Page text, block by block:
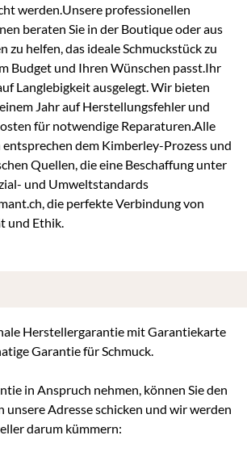
werden.Unsere professionellen
beraten Sie in der Boutique oder aus
zu helfen, das ideale Schmuckstück zu
Budget und Ihren Wünschen passt.Ihr
Langlebigkeit ausgelegt. Wir bieten
Jahr auf Herstellungsfehler und
für notwendige Reparaturen.Alle
dem Kimberley-Prozess und
Quellen, die eine Beschaffung unter
und Umweltstandards
die perfekte Verbindung von
und Ethik.
Herstellergarantie mit Garantiekarte
Garantie für Schmuck.
in Anspruch nehmen, können Sie den
Adresse schicken und wir werden
darum kümmern: